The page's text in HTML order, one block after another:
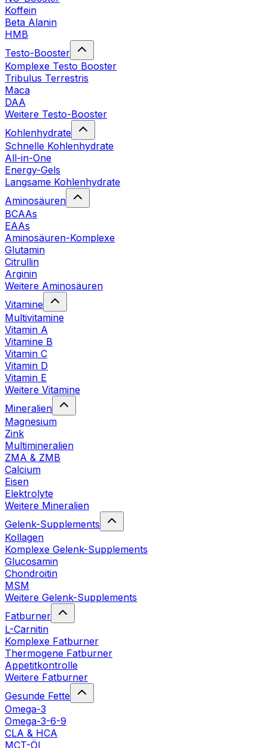
Koffein
Beta Alanin
HMB
Testo-Booster
Komplexe Testo Booster
Tribulus Terrestris
Maca
DAA
Weitere Testo-Booster
Kohlenhydrate
Schnelle Kohlenhydrate
All-in-One
Energy-Gels
Langsame Kohlenhydrate
Aminosäuren
BCAAs
EAAs
Aminosäuren-Komplexe
Glutamin
Citrullin
Arginin
Weitere Aminosäuren
Vitamine
Multivitamine
Vitamin A
Vitamine B
Vitamin C
Vitamin D
Vitamin E
Weitere Vitamine
Mineralien
Magnesium
Zink
Multimineralien
ZMA & ZMB
Calcium
Eisen
Elektrolyte
Weitere Mineralien
Gelenk-Supplements
Kollagen
Komplexe Gelenk-Supplements
Glucosamin
Chondroitin
MSM
Weitere Gelenk-Supplements
Fatburner
L-Carnitin
Komplexe Fatburner
Thermogene Fatburner
Appetitkontrolle
Weitere Fatburner
Gesunde Fette
Omega-3
Omega-3-6-9
CLA & HCA
MCT-Öl